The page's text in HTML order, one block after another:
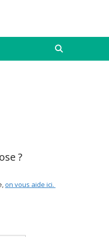
?
on vous aide ici.